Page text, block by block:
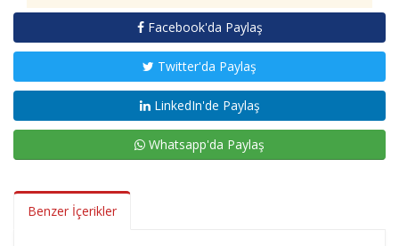
Facebook'da Paylaş
Twitter'da Paylaş
LinkedIn'de Paylaş
Whatsapp'da Paylaş
Benzer İçerikler